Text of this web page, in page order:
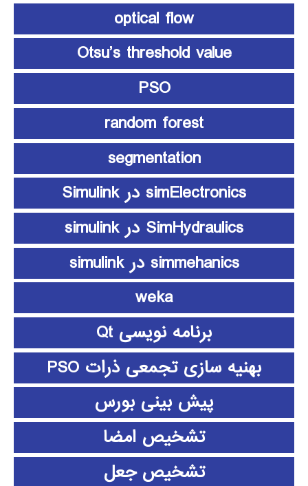
optical flow
Otsu’s threshold value
PSO
random forest
segmentation
simElectronics در Simulink
SimHydraulics در simulink
simmehanics در simulink
weka
برنامه نویسی Qt
بهنیه سازی تجمعی ذرات PSO
پیش بینی بورس
تشخیص امضا
تشخیص جعل